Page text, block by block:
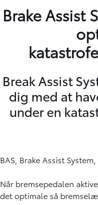
Brake Assist
Break Assist
dig med at
under en
BAS, Brake Assist
Når bremsepedalen
det optimale så